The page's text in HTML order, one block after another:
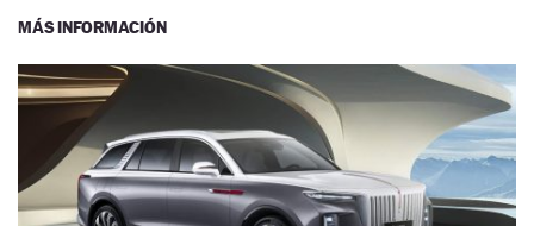
MÁS INFORMACIÓN